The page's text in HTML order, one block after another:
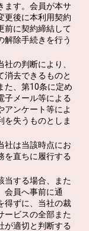
ます。会員が本サ
更後に本利用契約
前に契約締結して
解除手続きを行う
の判断により、
消去できるものと
た、第10条に定め
子メール等による
アンケート等によ
を失うものとしま
社は当該時点にお
を直ちに履行する
当する場合、また
会員へ事前に通
得ずに、当社の裁
ービスの全部また
が適切と判断する